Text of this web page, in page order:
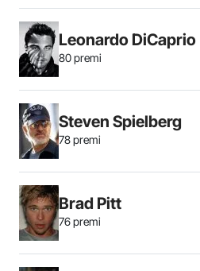
Leonardo DiCaprio
80 premi
Steven Spielberg
78 premi
Brad Pitt
76 premi